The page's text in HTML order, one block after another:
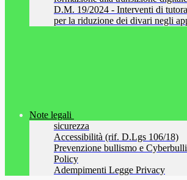
D.M. 19/2024 - Interventi di
per la riduzione dei divari negli
Note legali
sicurezza
Accessibilità (rif. D.Lgs 106/18)
Prevenzione bullismo e
Policy
Adempimenti Legge Privacy